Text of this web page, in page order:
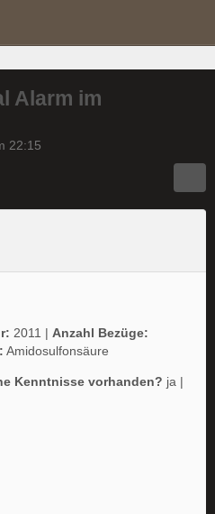
Alarm im
22:15
2011 | Anzahl Bezüge:
Amidosulfonsäure
Kenntnisse vorhanden? ja |